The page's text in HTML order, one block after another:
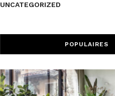
UNCATEGORIZED
POPULAIRES